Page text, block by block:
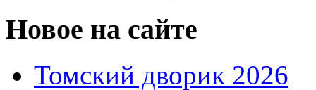
Новое на сайте
Томский дворик 2026